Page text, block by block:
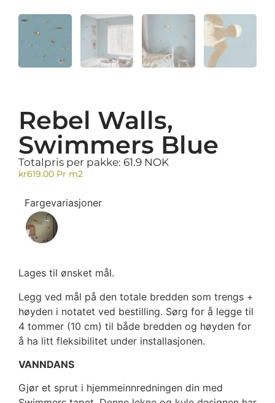
Rebel Walls,
Swimmers Blue
Totalpris per pakke: 61.9 NOK
kr619.00 Pr m2
Fargevariasjoner
Lages til ønsket mål.
Legg ved mål på den totale bredden som trengs +
høyden i notatet ved bestilling. Sørg for å legge til
4 tommer (10 cm) til både bredden og høyden for
å ha litt fleksibilitet under installasjonen.
VANNDANS
Gjør et sprut i hjemmeinnredningen din med